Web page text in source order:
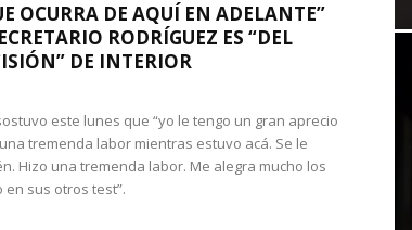
OCURRA DE AQUÍ EN ADELANTE”
RODRÍGUEZ ES “DEL
DE INTERIOR
este lunes que “yo le tengo un gran aprecio
tremenda labor mientras estuvo acá. Se le
Hizo una tremenda labor. Me alegra mucho los
sus otros test”.